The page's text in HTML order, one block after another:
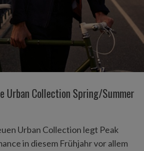
Urban Collection Spring/Summer
Urban Collection legt Peak
in diesem Frühjahr vor allem